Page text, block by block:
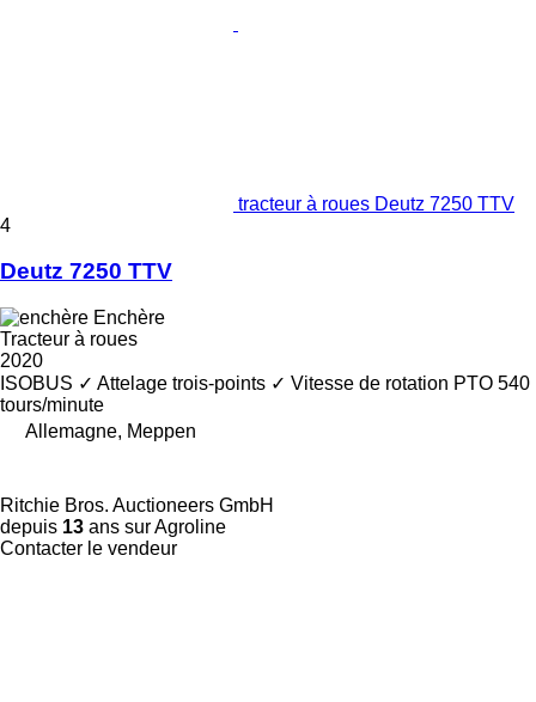
tracteur à roues Deutz 7250 TTV
4
Deutz 7250 TTV
Enchère
Tracteur à roues
2020
ISOBUS ✓ Attelage trois-points ✓ Vitesse de rotation PTO 540
tours/minute
Allemagne, Meppen
Ritchie Bros. Auctioneers GmbH
depuis 13 ans sur Agroline
Contacter le vendeur